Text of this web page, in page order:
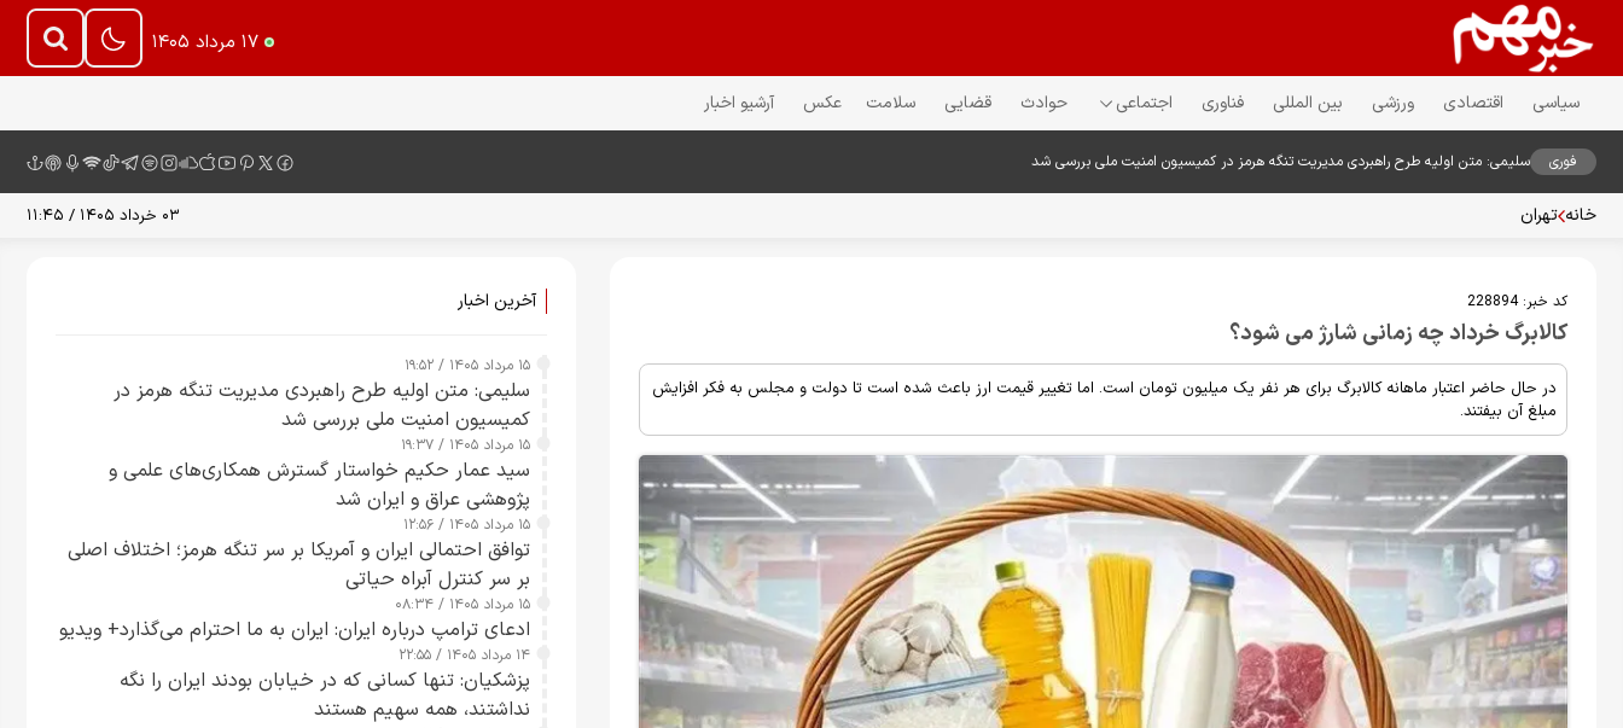
۱۷ مرداد ۱۴۰۵
سیاسی اقتصادی ورزشی بین المللی فناوری اجتماعی حوادث قضایی سلامت عکس آرشیو اخبار
فوری سلیمی: متن اولیه طرح راهبردی مدیریت تنگه هرمز در کمیسیون امنیت ملی بررسی شد
خانه تهران ۰۳ خرداد ۱۴۰۵ / ۱۱:۴۵
کد خبر:228894
کالابرگ خرداد چه زمانی شارژ می شود؟
در حال حاضر اعتبار ماهانه کالابرگ برای هر نفر یک میلیون تومان است. اما تغییر قیمت ارز باعث شده است تا دولت و مجلس به فکر افزایش
مبلغ آن بیفتند.
آخرین اخبار
۱۵ مرداد ۱۴۰۵ / ۱۹:۵۲
سلیمی: متن اولیه طرح راهبردی مدیریت تنگه هرمز در
کمیسیون امنیت ملی بررسی شد
۱۵ مرداد ۱۴۰۵ / ۱۹:۳۷
سید عمار حکیم خواستار گسترش همکاری‌های علمی و
پژوهشی عراق و ایران شد
۱۵ مرداد ۱۴۰۵ / ۱۲:۵۶
توافق احتمالی ایران و آمریکا بر سر تنگه هرمز؛ اختلاف اصلی
بر سر کنترل آبراه حیاتی
۱۵ مرداد ۱۴۰۵ / ۰۸:۳۴
ادعای ترامپ درباره ایران: ایران به ما احترام می‌گذارد+ ویدیو
۱۴ مرداد ۱۴۰۵ / ۲۲:۵۵
پزشکیان: تنها کسانی که در خیابان بودند ایران را نگه
نداشتند، همه سهیم هستند